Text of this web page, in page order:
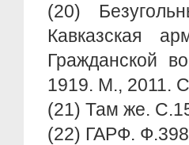
(20)
Кавказская
Гражданской
1919. М., 2011.
(21) Там же.
(22) ГАРФ.